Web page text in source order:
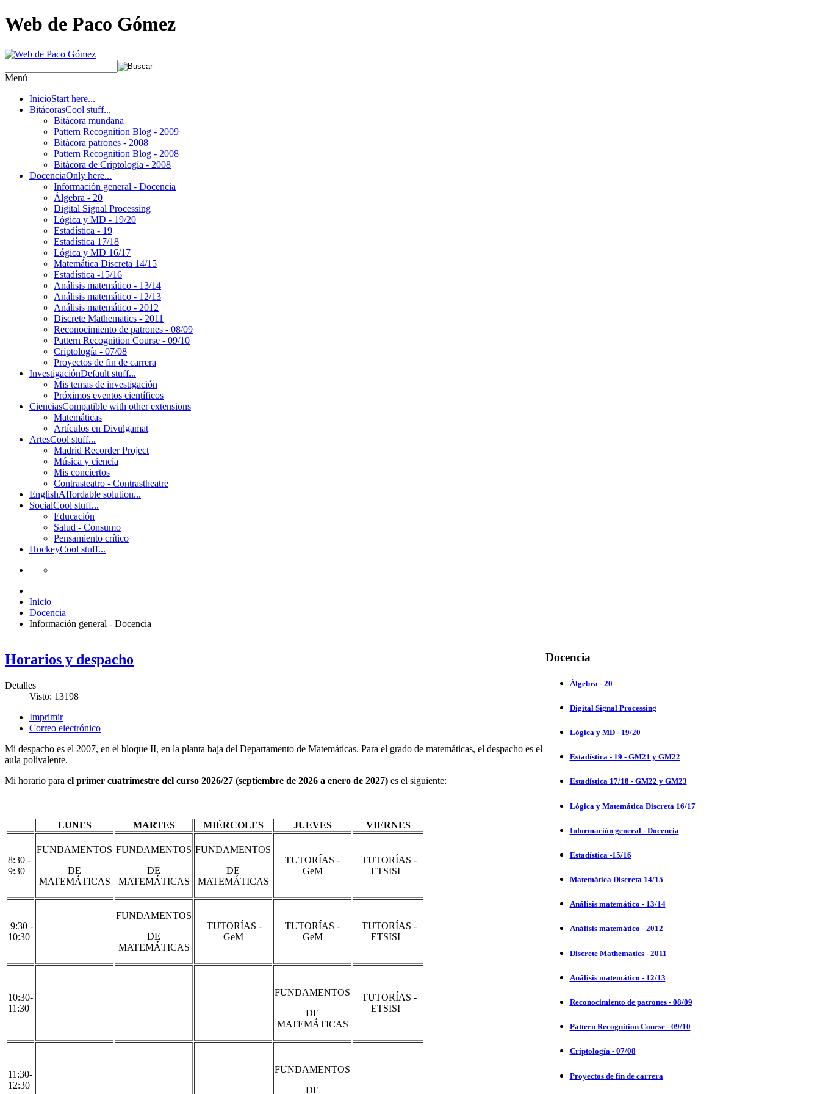
Web de Paco Gómez
Menú
InicioStart here...
BitácorasCool stuff...
Bitácora mundana
Pattern Recognition Blog - 2009
Bitácora patrones - 2008
Pattern Recognition Blog - 2008
Bitácora de Criptología - 2008
DocenciaOnly here...
Información general - Docencia
Álgebra - 20
Digital Signal Processing
Lógica y MD - 19/20
Estadística - 19
Estadística 17/18
Lógica y MD 16/17
Matemática Discreta 14/15
Estadística -15/16
Análisis matemático - 13/14
Análisis matemático - 12/13
Análisis matemático - 2012
Discrete Mathematics - 2011
Reconocimiento de patrones - 08/09
Pattern Recognition Course - 09/10
Criptología - 07/08
Proyectos de fin de carrera
InvestigaciónDefault stuff...
Mis temas de investigación
Próximos eventos científicos
CienciasCompatible with other extensions
Matemáticas
Artículos en Divulgamat
ArtesCool stuff...
Madrid Recorder Project
Música y ciencia
Mis conciertos
Contrasteatro - Contrastheatre
EnglishAffordable solution...
SocialCool stuff...
Educación
Salud - Consumo
Pensamiento crítico
HockeyCool stuff...
Inicio
Docencia
Información general - Docencia
Horarios y despacho
Detalles
Visto: 13198
Imprimir
Correo electrónico
Mi despacho es el 2007, en el bloque II, en la planta baja del Departamento de Matemáticas. Para el grado de matemáticas, el despacho es el
aula polivalente.
Mi horario para el primer cuatrimestre del curso 2026/27 (septiembre de 2026 a enero de 2027) es el siguiente:
LUNES MARTES MIÉRCOLES JUEVES VIERNES
8:30 -
9:30
FUNDAMENTOS
DE
MATEMÁTICAS
FUNDAMENTOS
DE
MATEMÁTICAS
FUNDAMENTOS
DE
MATEMÁTICAS
TUTORÍAS -
GeM
TUTORÍAS -
ETSISI
9:30 -
10:30
FUNDAMENTOS
DE
MATEMÁTICAS
TUTORÍAS -
GeM
TUTORÍAS -
GeM
TUTORÍAS -
ETSISI
10:30-
11:30
FUNDAMENTOS
DE
MATEMÁTICAS
TUTORÍAS -
ETSISI
11:30-
12:30
FUNDAMENTOS
DE
Docencia
Álgebra - 20
Digital Signal Processing
Lógica y MD - 19/20
Estadística - 19 - GM21 y GM22
Estadística 17/18 - GM22 y GM23
Lógica y Matemática Discreta 16/17
Información general - Docencia
Estadística -15/16
Matemática Discreta 14/15
Análisis matemático - 13/14
Análisis matemático - 2012
Discrete Mathematics - 2011
Análisis matemático - 12/13
Reconocimiento de patrones - 08/09
Pattern Recognition Course - 09/10
Criptología - 07/08
Proyectos de fin de carrera